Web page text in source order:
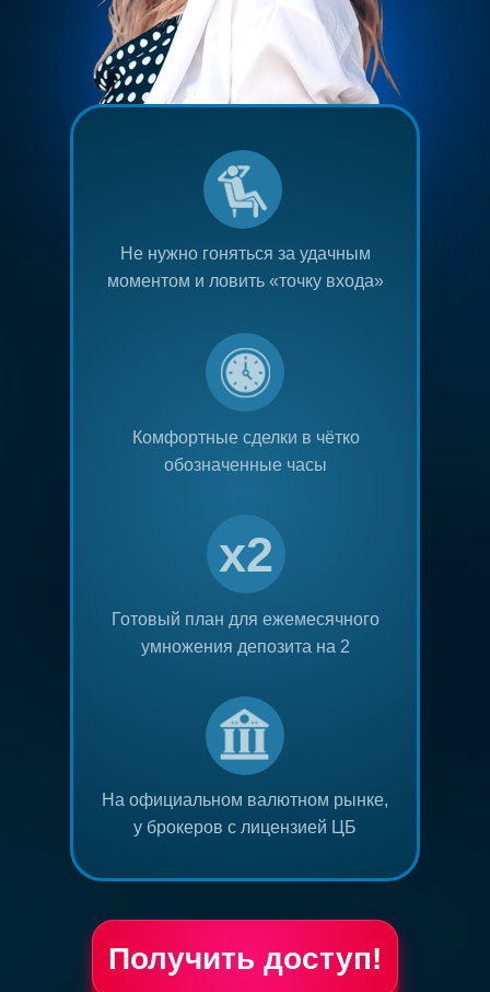
На официальном валютном рынке,
у брокеров с лицензией ЦБ
Комфортные сделки в чётко
обозначенные часы
Готовый план для ежемесячного
умножения депозита на 2
Не нужно гоняться за удачным
моментом и ловить «точку входа»
x2
Получить доступ!